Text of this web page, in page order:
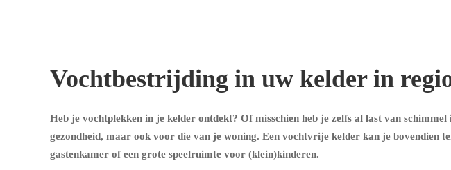
Vochtbestrijding in uw kelder in
Heb je vochtplekken in je kelder ontdekt? Of misschien heb je zelfs al last van
gezondheid, maar ook voor die van je woning. Een vochtvrije kelder kan je bovendien
gastenkamer of een grote speelruimte voor (klein)kinderen.